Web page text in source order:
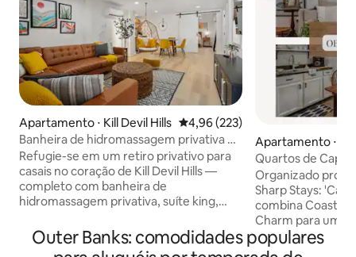
Apartamento ⋅ Kill Devil Hills 4,96 de uma avaliação média de
4,96 (223)
Banheira de hidromassagem privativa +
banheira de spa | Retiro para casais em
OBX
Refugie-se em um retiro privativo para
casais no coração de Kill Devil Hills —
completo com banheira de
hidromassagem privativa, suíte king,
com efeito de chuva, bicicletas de praia
e fácil acesso a caminhadas ao pôr do sol
Apartamento ⋅ Kill
Quartos de
Bicicletas Grátis |
Organizado
Sharp Stays:
combina Coastal
Charm para uma
inesquecível.
vivos e a uma
Outer Banks: comodidades populares